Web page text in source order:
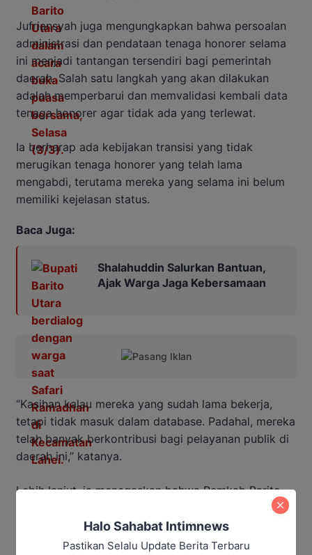
Jufriansyah juga mengungkapkan bahwa persoalan
administrasi dan pendataan tenaga honorer selama
ini menjadi tantangan tersendiri bagi pemerintah
daerah. Salah satu langkah yang akan dilakukan
adalah memperbarui dan memvalidasi kembali data
tenaga honorer agar tidak ada yang terlewat.
Ia berharap ada kebijakan transisi yang tidak
merugikan tenaga honorer yang telah lama
mengabdi, terutama mereka yang selama ini belum
memiliki kejelasan status.
Baca Juga:
Shalahuddin Salurkan Bantuan,
Ajak Warga Jaga Kebersamaan
“Kasihan kalau mereka yang sudah lama bekerja,
tetapi tidak masuk dalam database. Padahal, mereka
telah banyak berkontribusi bagi pelayanan publik di
daerah ini,” katanya.
Lebih lanjut, ia menegaskan bahwa Pemkab Barito
Utara akan terus berkoordinasi dengan pemerintah
pusat agar ada solusi yang lebih adil bagi tenaga
honorer yang belum terakomodasi dalam sistem
Halo Sahabat Intimnews
Pastikan Selalu Update Berita Terbaru